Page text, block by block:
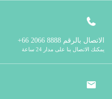
الاتصال بالرقم
يمكنك الاتصال بنا على مدار 24 ساعة